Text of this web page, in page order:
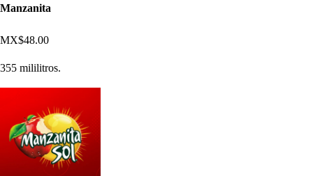
Manzanita
MX$48.00
355 mililitros.